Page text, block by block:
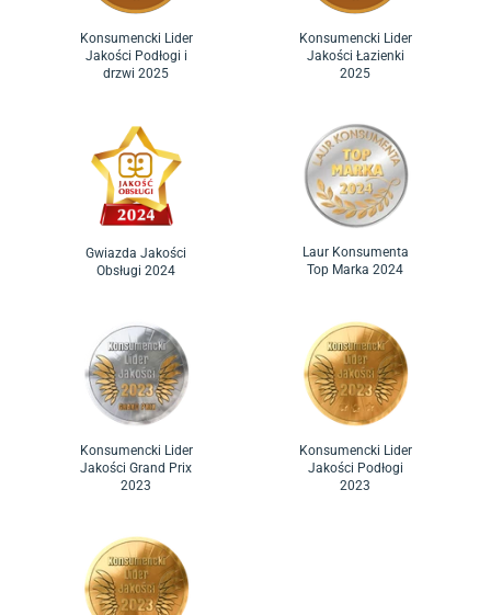
Konsumencki Lider
Jakości Podłogi i
drzwi 2025
Konsumencki Lider
Jakości Łazienki
2025
Gwiazda Jakości
Obsługi 2024
Laur Konsumenta
Top Marka 2024
Konsumencki Lider
Jakości Grand Prix
2023
Konsumencki Lider
Jakości Podłogi
2023